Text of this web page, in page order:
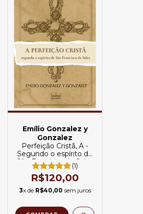
Emílio Gonzalez y
Gonzalez
Perfeição Cristã, A -
Segundo o espírito de
São Francisco de Sales
(1)
R$120,00
3x de R$40,00 sem juros